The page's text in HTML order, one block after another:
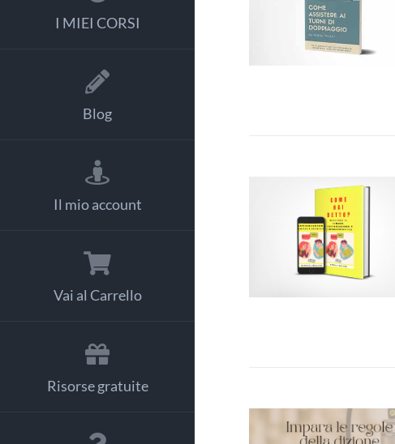
I MIEI CORSI
Blog
Il mio account
Vai al Carrello
Risorse gratuite
CARRELLO
DETTAGLI
AGGIUNGI AL
CARRELLO
DETTAGLI